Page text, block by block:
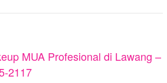
MUA Profesional di Lawang –
2117